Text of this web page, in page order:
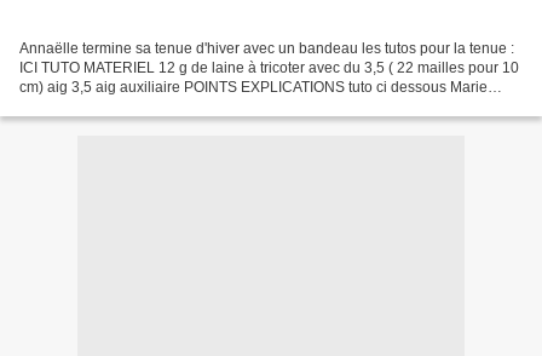
Annaëlle termine sa tenue d'hiver avec un bandeau les tutos pour la tenue :
ICI TUTO MATERIEL 12 g de laine à tricoter avec du 3,5 ( 22 mailles pour 10
cm) aig 3,5 aig auxiliaire POINTS EXPLICATIONS tuto ci dessous Marie